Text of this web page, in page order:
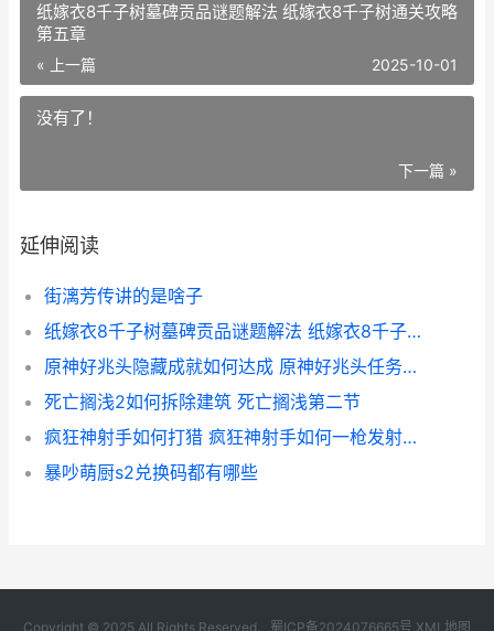
纸嫁衣8千子树墓碑贡品谜题解法 纸嫁衣8千子树通关攻略
第五章
« 上一篇 2025-10-01
没有了！
下一篇 »
延伸阅读
街漓芳传讲的是啥子
纸嫁衣8千子树墓碑贡品谜题解法 纸嫁衣8千子树通关攻略第五章
原神好兆头隐藏成就如何达成 原神好兆头任务攻略
死亡搁浅2如何拆除建筑 死亡搁浅第二节
疯狂神射手如何打猎 疯狂神射手如何一枪发射两发子弹
暴吵萌厨s2兑换码都有哪些
Copyright © 2025 All Rights Reserved. 蜀ICP备2024076665号 XML地图